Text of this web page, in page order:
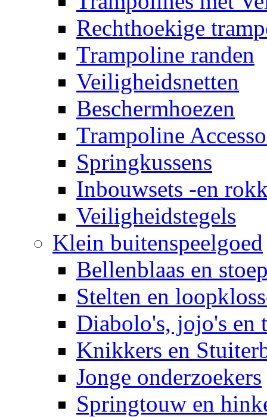
Rechthoekige
Trampoline randen
Veiligheidsnetten
Beschermhoezen
Trampoline
Springkussens
Inbouwsets -en
Veiligheidstegels
Klein buitenspeelgoed
Bellenblaas en
Stelten en
Diabolo's, jojo's en
Knikkers en
Jonge onderzoekers
Springtouw en